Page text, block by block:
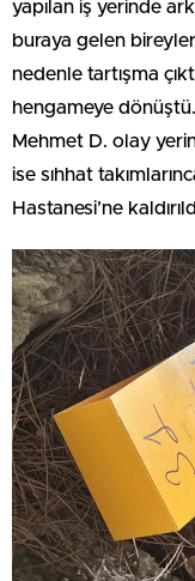
yapılan iş yerinde
buraya gelen
nedenle tartışma
hengameye
Mehmet D. olay
ise sıhhat
Hastanesi’ne